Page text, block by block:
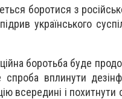
боротися з
українського
боротьба буде
вплинути
всередині і